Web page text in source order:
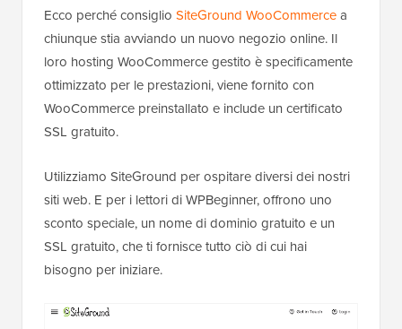
Ecco perché consiglio SiteGround WooCommercea
chiunque stia avviando un nuovo negozio online. Il
loro hosting WooCommerce gestito è specificamente
ottimizzato per le prestazioni, viene fornito con
WooCommerce preinstallato e include un certificato
SSL gratuito.
Utilizziamo SiteGround per ospitare diversi dei nostri
siti web. E per i lettori di WPBeginner, offrono uno
sconto speciale, un nome di dominio gratuito e un
SSL gratuito, che ti fornisce tutto ciò di cui hai
bisogno per iniziare.